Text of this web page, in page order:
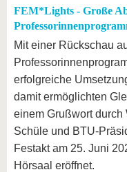
FEM*Lights - Große
Mit einer Rückschau
erfolgreiche
damit ermöglichten
einem Grußwort
Schüle und BTU-
Festakt am 25. Juni
Hörsaal eröffnet.